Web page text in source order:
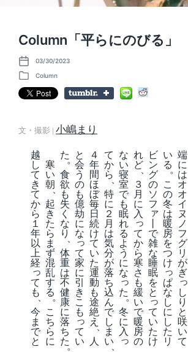
Column「平らにのびる」
P
o
t
d
e
03/30/2023
P
o
s
Column
文・撮影 | 小嶋まり
端
に
は
オ
オ
イ
ヌ
ノ
フ
グ
リ
が
ぎ
っ
し
り
と
咲
い
て
い
る。
こ
の
冬
は
暖
房
を
つ
け
っ
ぱ
な
し
に
し
た
リ
ビ
ン
グ
の
ソ
フ
ァ
で
雑
な
睡
眠
を
と
っ
て
い
た
け
れ
ど、
３
月
に
入
っ
て
か
ら
寒
さ
も
緩
い
で
暖
房
の
な
い
寝
室
で
も
眠
れ
る
よ
う
に
な
っ
た。
冬
に
入
っ
て
か
ら、
特
に
２
月
は
気
分
が
落
ち
込
ん
で
し
ま
い、
４
年
間
ほ
ぼ
毎
日
続
け
て
い
た
運
動
も
途
絶
え、
人
と
会
う
の
も
億
劫
に
な
っ
て
家
に
引
き
こ
も
っ
て
い
た。
食
欲
も
失
く
な
り、
体
重
は
不
健
康
に
落
ち
た。
寒
い
朝、
起
き
た
ら
ま
ず
混
乱
す
る。
こ
ち
ら
に
越
し
て
き
て
か
ら
１
年
以
上
経
っ
て
も、
今
ま
で
と